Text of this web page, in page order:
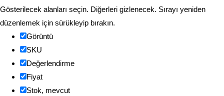
Gösterilecek alanları seçin. Diğerleri gizlenecek. Sırayı yeniden
düzenlemek için sürükleyip bırakın.
Görüntü
SKU
Değerlendirme
Fiyat
Stok, mevcut